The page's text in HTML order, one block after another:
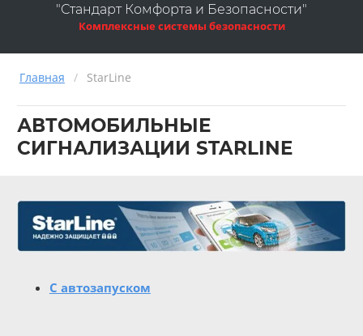
"Стандарт Комфорта и Безопасности"
Комплексные системы безопасности
Главная / StarLine
АВТОМОБИЛЬНЫЕ
СИГНАЛИЗАЦИИ STARLINE
С автозапуском